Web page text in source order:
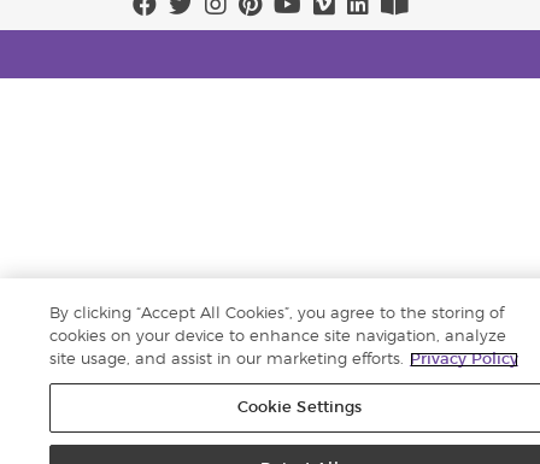
By clicking “Accept All Cookies”, you agree to the storing of
cookies on your device to enhance site navigation, analyze
site usage, and assist in our marketing efforts.
Privacy Policy
Cookie Settings